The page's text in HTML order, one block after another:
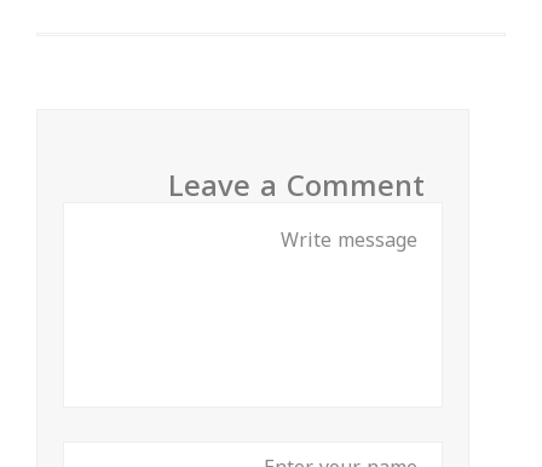
Leave a Comment